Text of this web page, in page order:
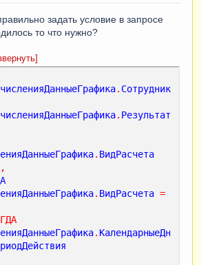
задать условие в запросе
то что нужно?
. Сотрудник
. Результат
. ВидРасчета
,
. ВидРасчета =
. КалендарныеДн